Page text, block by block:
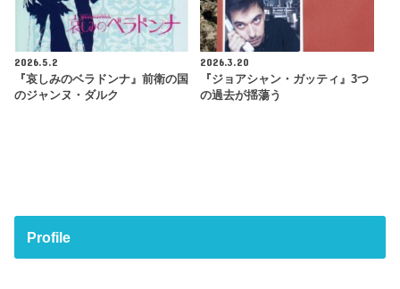
2026.5.2
『哀しみのベラドンナ』前衛の国
のジャンヌ・ダルク
2026.3.20
『ジョアシャン・ガッティ』3つ
の過去が揺蕩う
Profile